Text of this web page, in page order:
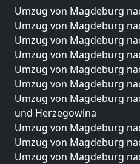
Umzug von Magdeburg
Umzug von Magdeburg
Umzug von Magdeburg
Umzug von Magdeburg
Umzug von Magdeburg
Umzug von Magdeburg
Umzug von Magdeburg
und Herzegowina
Umzug von Magdeburg
Umzug von Magdeburg
Umzug von Magdeburg